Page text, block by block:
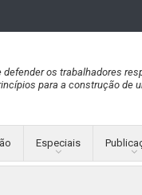
defender os trabalhadores
para a construção de
Especiais